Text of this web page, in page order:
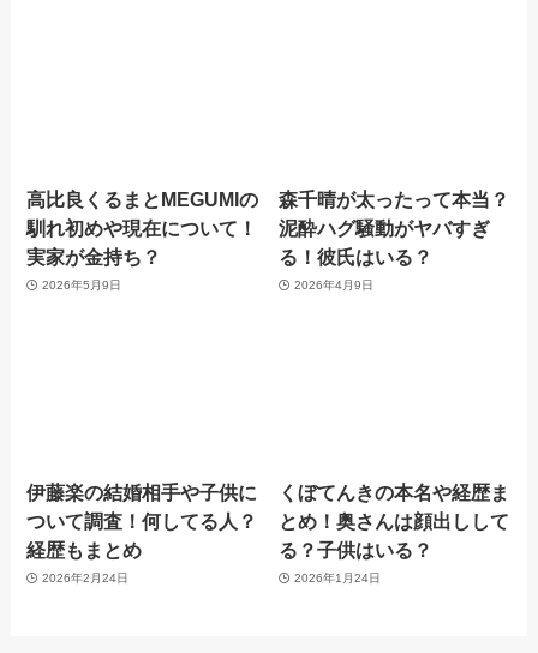
高比良くるまとMEGUMIの
馴れ初めや現在について！
実家が金持ち？
2026年5月9日
森千晴が太ったって本当？
泥酔ハグ騒動がヤバすぎ
る！彼氏はいる？
2026年4月9日
伊藤楽の結婚相手や子供に
ついて調査！何してる人？
経歴もまとめ
2026年2月24日
くぼてんきの本名や経歴ま
とめ！奥さんは顔出しして
る？子供はいる？
2026年1月24日